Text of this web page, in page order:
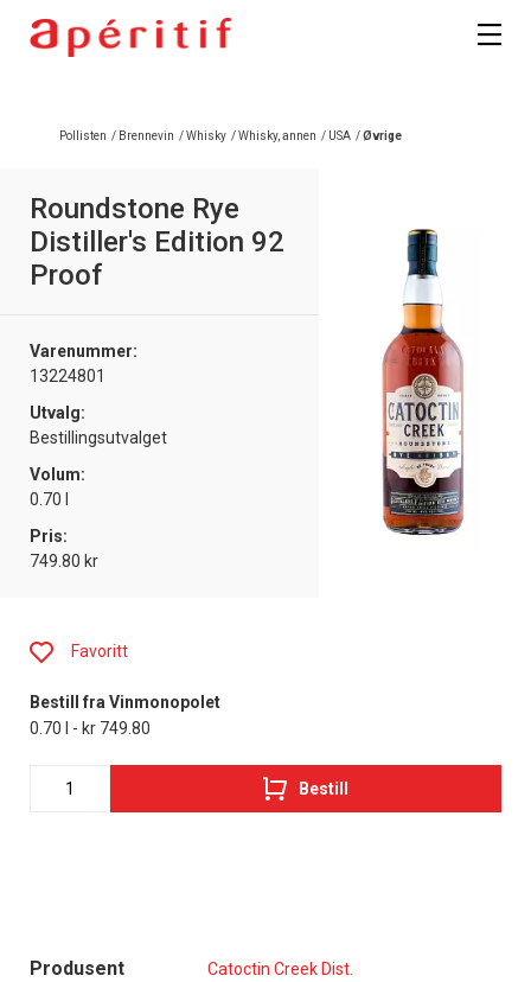
Pollisten / Brennevin /Whisky /Whisky, annen / USA /Øvrige
Roundstone Rye
Distiller's Edition 92
Proof
Varenummer:
13224801
Utvalg:
Bestillingsutvalget
Volum:
0.70 l
Pris:
749.80 kr
Produsent Catoctin Creek Dist.
Favoritt
Bestill fra Vinmonopolet
0.70 l - kr 749.80
Bestill